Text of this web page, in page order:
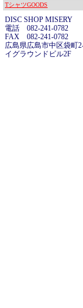
TシャツGOODS
DISC SHOP MISERY
電話 082-241-0782
FAX 082-241-0782
広島県広島市中区袋町
イグラウンドビル2F